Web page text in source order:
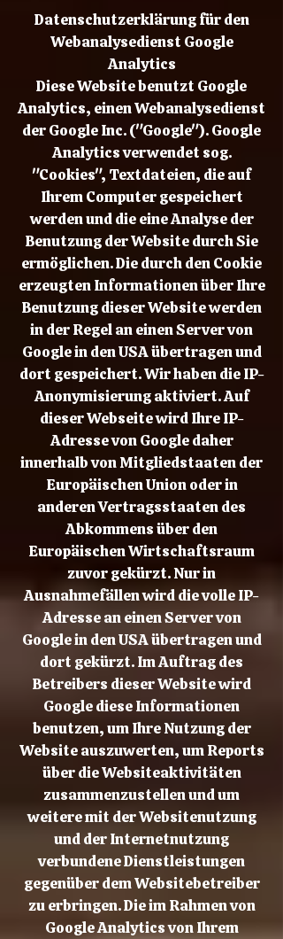
Datenschutzerklärung für den
Webanalysedienst Google
Analytics
Diese Website benutzt Google
Analytics, einen Webanalysedienst
der Google Inc. ("Google"). Google
Analytics verwendet sog.
"Cookies", Textdateien, die auf
Ihrem Computer gespeichert
werden und die eine Analyse der
Benutzung der Website durch Sie
ermöglichen. Die durch den Cookie
erzeugten Informationen über Ihre
Benutzung dieser Website werden
in der Regel an einen Server von
Google in den USA übertragen und
dort gespeichert. Wir haben die IP-
Anonymisierung aktiviert. Auf
dieser Webseite wird Ihre IP-
Adresse von Google daher
innerhalb von Mitgliedstaaten der
Europäischen Union oder in
anderen Vertragsstaaten des
Abkommens über den
Europäischen Wirtschaftsraum
zuvor gekürzt. Nur in
Ausnahmefällen wird die volle IP-
Adresse an einen Server von
Google in den USA übertragen und
dort gekürzt. Im Auftrag des
Betreibers dieser Website wird
Google diese Informationen
benutzen, um Ihre Nutzung der
Website auszuwerten, um Reports
über die Websiteaktivitäten
zusammenzustellen und um
weitere mit der Websitenutzung
und der Internetnutzung
verbundene Dienstleistungen
gegenüber dem Websitebetreiber
zu erbringen. Die im Rahmen von
Google Analytics von Ihrem